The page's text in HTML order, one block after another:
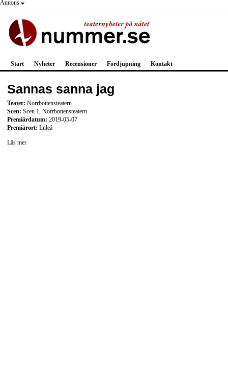
Annons
Start Nyheter Recensioner Fördjupning Kontakt
Sannas sanna jag
Teater: Norrbottensteatern
Scen: Scen 1, Norrbottensteatern
Premiärdatum: 2019-05-07
Premiärort: Luleå
Läs mer